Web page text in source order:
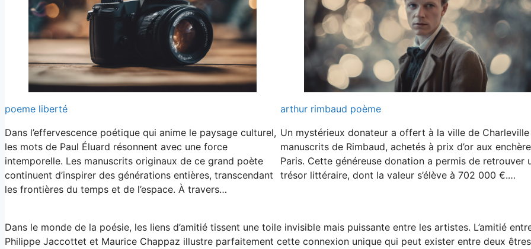
poeme liberté
Dans l’effervescence poétique qui anime le paysage culturel,
les mots de Paul Éluard résonnent avec une force
intemporelle. Les manuscrits originaux de ce grand poète
continuent d’inspirer des générations entières, transcendant
les frontières du temps et de l’espace. À travers…
arthur rimbaud poème
Un mystérieux donateur a offert à la ville de Charleville
manuscrits de Rimbaud, achetés à prix d’or aux
Paris. Cette généreuse donation a permis de retrouver
trésor littéraire, dont la valeur s’élève à 702 000 €.…
Dans le monde de la poésie, les liens d’amitié tissent une toile invisible mais puissante entre les artistes. L’amitié
Philippe Jaccottet et Maurice Chappaz illustre parfaitement cette connexion unique qui peut exister entre deux